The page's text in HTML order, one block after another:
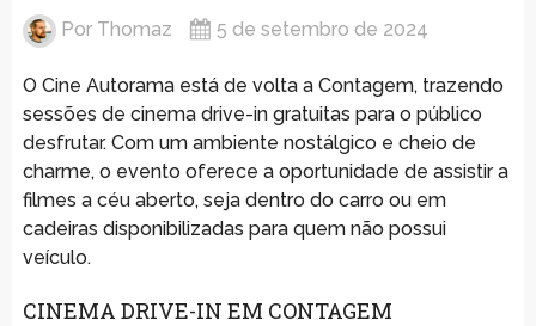
Por Thomaz 5 de setembro de 2024
O Cine Autorama está de volta a Contagem, trazendo
sessões de cinema drive-in gratuitas para o público
desfrutar. Com um ambiente nostálgico e cheio de
charme, o evento oferece a oportunidade de assistir a
filmes a céu aberto, seja dentro do carro ou em
cadeiras disponibilizadas para quem não possui
veículo.
CINEMA DRIVE-IN EM CONTAGEM